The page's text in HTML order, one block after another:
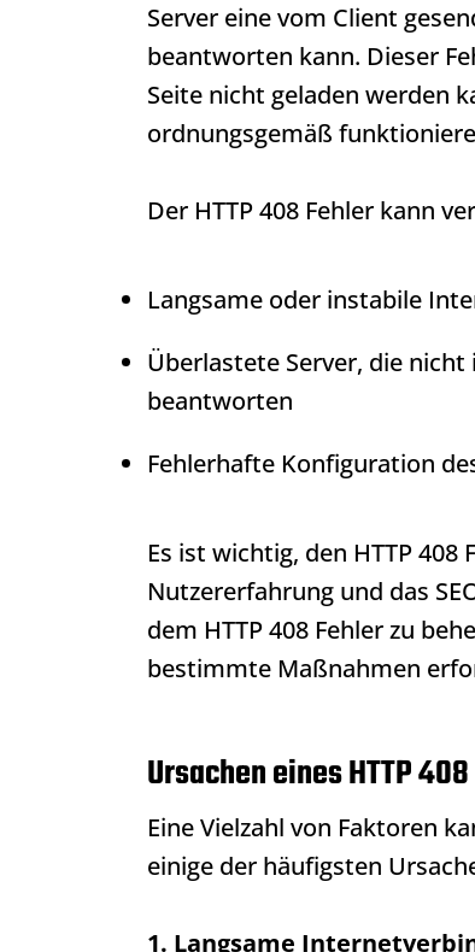
Server eine vom Client
beantworten kann. Dieser
Seite nicht geladen werden
ordnungsgemäß
Der HTTP 408 Fehler kann
Langsame oder instabile
Überlastete Server, die
beantworten
Fehlerhafte Konfiguration
Es ist wichtig, den HTTP 408
Nutzererfahrung und das
dem HTTP 408 Fehler zu
bestimmte Maßnahmen
Ursachen eines HTTP
Eine Vielzahl von Faktoren
einige der häufigsten
1. Langsame